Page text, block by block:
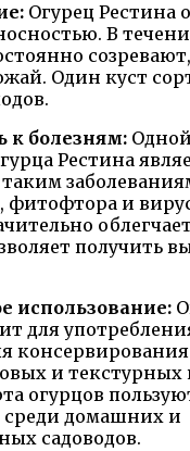
Огурец Рестина
В
Один куст
к болезням:
Рестина
фитофтора и
получить
использование:
для
и текстурных
огурцов
домашних и
садоводов.